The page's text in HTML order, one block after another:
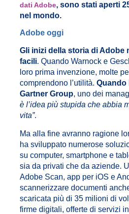
dati Adobe, sono stati aperti
nel mondo.
Adobe oggi
Gli inizi della storia di Adobe
facili. Quando Warnock e
loro prima invenzione, molte
comprendono l’utilità. Quando
Gartner Group, uno dei
è l’idea più stupida che abbia
vita”.
Ma alla fine avranno ragione
ha sviluppato numerose
su computer, smartphone e
sia da privati che da aziende.
Adobe Scan, app per iOS e
scannerizzare documenti
scaricata più di 35 milioni di
firme digitali, offerte di servizi